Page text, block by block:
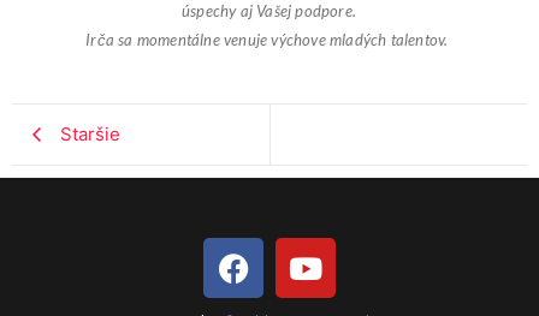
úspechy aj Vašej podpore.
Irča sa momentálne venuje výchove mladých talentov.
Staršie